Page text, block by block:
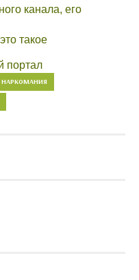
канала, его
такое
портал
НАРКОМАНИЯ